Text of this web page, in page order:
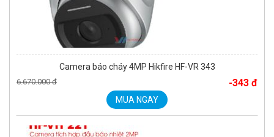
Camera báo cháy 4MP Hikfire HF-VR 343
6.670.000 đ -343 đ
MUA NGAY